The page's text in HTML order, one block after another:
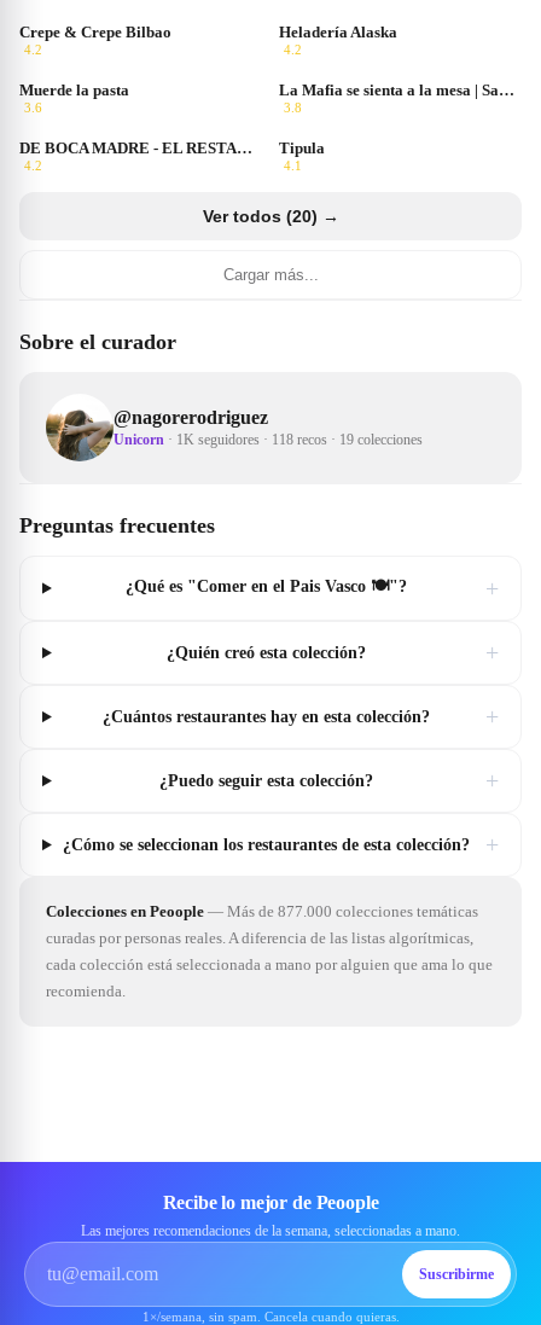
Crepe & Crepe Bilbao
4.2
Heladería Alaska
4.2
Muerde la pasta
3.6
La Mafia se sienta a la mesa | San Sebastián
3.8
DE BOCA MADRE - EL RESTAURANTE VASCO MEXICANO DE BILBAO
4.2
Tipula
4.1
Ver todos (20) →
Cargar más...
Sobre el curador
@nagorerodriguez
Unicorn · 1K seguidores · 118 recos · 19 colecciones
Preguntas frecuentes
¿Qué es "Comer en el Pais Vasco 🍽"? +
¿Quién creó esta colección? +
¿Cuántos restaurantes hay en esta colección? +
¿Puedo seguir esta colección? +
¿Cómo se seleccionan los restaurantes de esta colección? +
Colecciones en Peoople — Más de 877.000 colecciones temáticas
curadas por personas reales. A diferencia de las listas algorítmicas,
cada colección está seleccionada a mano por alguien que ama lo que
recomienda.
Recibe lo mejor de Peoople
Las mejores recomendaciones de la semana, seleccionadas a mano.
Suscribirme
1×/semana, sin spam. Cancela cuando quieras.